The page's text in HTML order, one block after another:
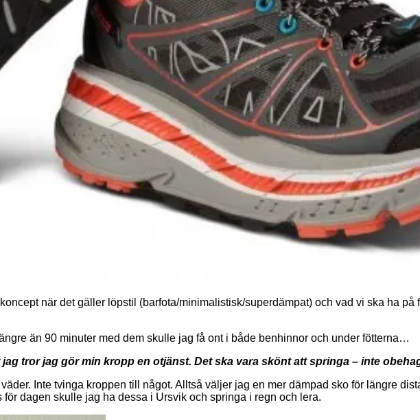
när det gäller löpstil (barfota/minimalistisk/superdämpat) och vad vi ska ha på
än 90 minuter med dem skulle jag få ont i både benhinnor och under fötterna…
tror jag gör min kropp en otjänst. Det ska vara skönt att springa – inte
Inte tvinga kroppen till något. Alltså väljer jag en mer dämpad sko för längre
dagen skulle jag ha dessa i Ursvik och springa i regn och lera.